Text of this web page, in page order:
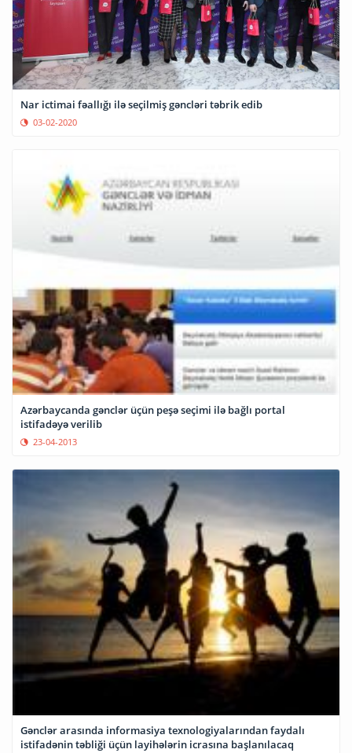
Nar ictimai fəallığı ilə seçilmiş gəncləri təbrik edib
03-02-2020
Azərbaycanda gənclər üçün peşə seçimi ilə bağlı portal
istifadəyə verilib
23-04-2013
Gənclər arasında informasiya texnologiyalarından faydalı
istifadənin təbliği üçün layihələrin icrasına başlanılacaq